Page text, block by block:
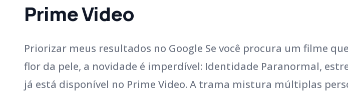
Prime Video
Priorizar meus resultados no Google Se você procura um filme
flor da pele, a novidade é imperdível: Identidade Paranormal,
já está disponível no Prime Video. A trama mistura múltiplas